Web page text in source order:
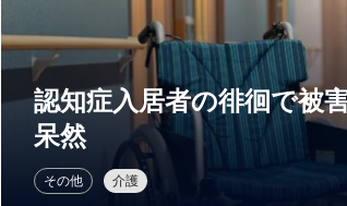
認知症入居者の徘徊で被
呆然
その他 介護